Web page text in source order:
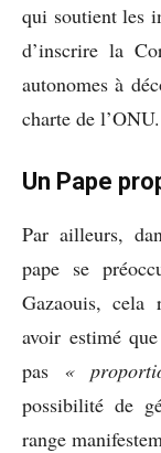
qui soutient les
d’inscrire la
autonomes à
charte de l’ONU.
Un Pape
Par ailleurs,
pape se
Gazaouis, cela
avoir estimé
pas «
possibilité de
range